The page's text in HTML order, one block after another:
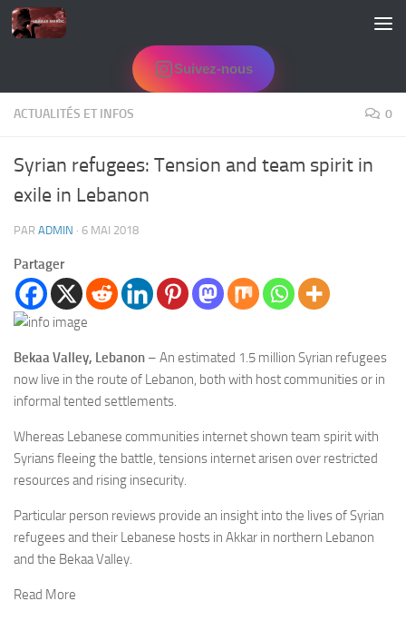
Skip to content
Suivez-nous
ACTUALITÉS ET INFOS 0
Syrian refugees: Tension and team spirit in
exile in Lebanon
PAR ADMIN · 6 MAI 2018
Partager
Bekaa Valley, Lebanon – An estimated 1.5 million Syrian refugees
now live in the route of Lebanon, both with host communities or in
informal tented settlements.
Whereas Lebanese communities internet shown team spirit with
Syrians fleeing the battle, tensions internet arisen over restricted
resources and rising insecurity.
Particular person reviews provide an insight into the lives of Syrian
refugees and their Lebanese hosts in Akkar in northern Lebanon
and the Bekaa Valley.
Read More